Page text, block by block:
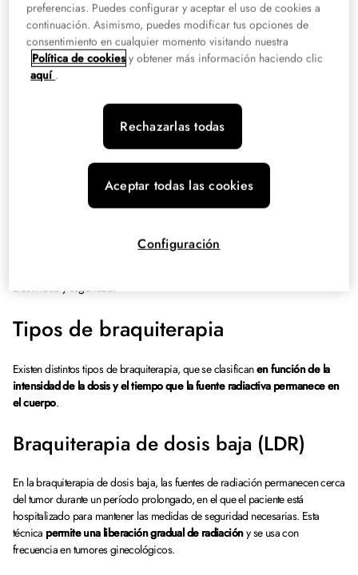
¿Cómo funciona la braquiterapia?
En cuanto a la braquiterapia y cómo funciona, la técnica es simple en
apariencia, aunque requiere una planificación minuciosa.
introducen una fuente radiactiva sellada
que emite partículas o rayos en el
punto del cuerpo donde se encuentra el tumor. Esta fuente puede permanecer
dentro del organismo durante minutos, horas o incluso de forma
semipermanente, según el tipo de tratamiento.
Al emitir radiación desde el interior,la dosis que recibe el tumor es muy
distribución de la dosis se calcula con precisión, utilizando una tecnología
avanzada que simula la anatomía del paciente y la trayectoria del haz
efectividad y seguridad.
Tipos de braquiterapia
Existen distintos tipos de braquiterapia, que se clasificanen función de la
intensidad de la dosis y el tiempo que la fuente radiactiva permaneceen
el cuerpo.
Braquiterapia de dosis baja (LDR)
En la braquiterapia de dosis baja, las fuentes de radiación permanecen cerca
del tumor durante un período prolongado, en el que el paciente está
hospitalizado para mantener las medidas de seguridad necesarias. Esta
técnica permite una liberación gradual de radiacióny se usa con
frecuencia en tumores ginecológicos.
preferencias. Puedes configurar y aceptar el uso de cookies a
continuación. Asimismo, puedes modificar tus opciones de
consentimiento en cualquier momento visitando nuestra
Política de cookies y obtener más información haciendo clic
aquí .
Rechazarlas todas
Aceptar todas las cookies
Configuración